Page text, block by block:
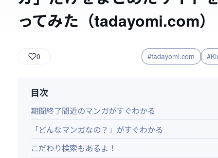
ってみた（tadayomi.com）
0 #tadayomi.com
目次
期間終了間近のマンガがすぐわかる
「どんなマンガなの？」がすぐわかる
こだわり検索もあるよ！